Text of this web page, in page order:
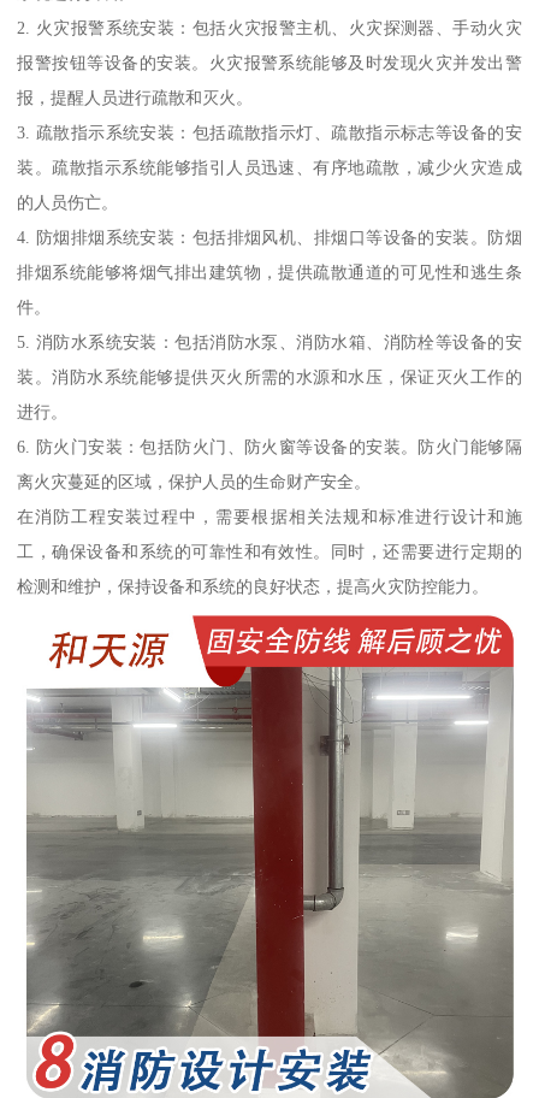
2. 火灾报警系统安装：包括火灾报警主机、火灾探测器、手动火灾
报警按钮等设备的安装。火灾报警系统能够及时发现火灾并发出警
报，提醒人员进行疏散和灭火。
3. 疏散指示系统安装：包括疏散指示灯、疏散指示标志等设备的安
装。疏散指示系统能够指引人员迅速、有序地疏散，减少火灾造成
的人员伤亡。
4. 防烟排烟系统安装：包括排烟风机、排烟口等设备的安装。防烟
排烟系统能够将烟气排出建筑物，提供疏散通道的可见性和逃生条
件。
5. 消防水系统安装：包括消防水泵、消防水箱、消防栓等设备的安
装。消防水系统能够提供灭火所需的水源和水压，保证灭火工作的
进行。
6. 防火门安装：包括防火门、防火窗等设备的安装。防火门能够隔
离火灾蔓延的区域，保护人员的生命财产安全。
在消防工程安装过程中，需要根据相关法规和标准进行设计和施
工，确保设备和系统的可靠性和有效性。同时，还需要进行定期的
检测和维护，保持设备和系统的良好状态，提高火灾防控能力。